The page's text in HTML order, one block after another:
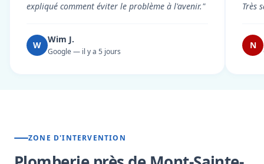
expliqué comment éviter le problème à l'avenir."
W
Wim J.
Google — il y a 5 jours
Très
N
ZONE D'INTERVENTION